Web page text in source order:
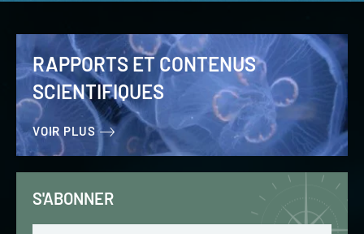
RAPPORTS ET CONTENUS
SCIENTIFIQUES
VOIR PLUS
S'ABONNER